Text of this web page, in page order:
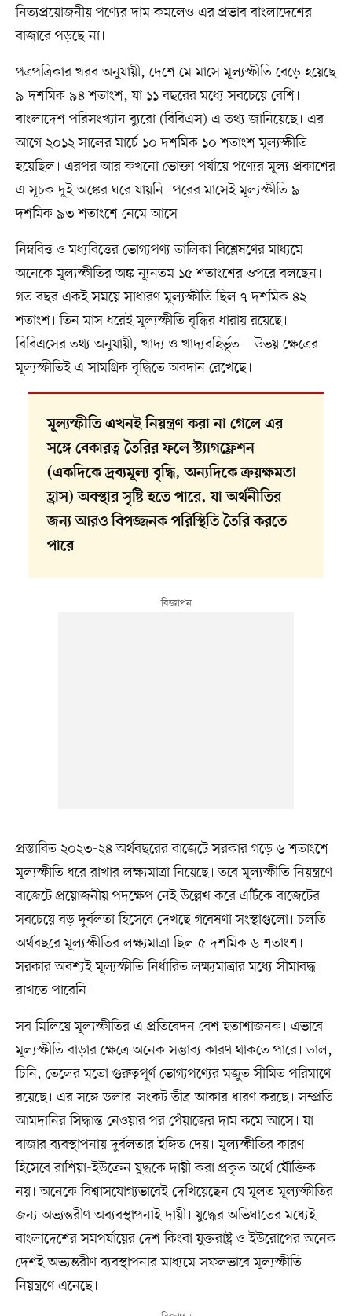
নিত্যপ্রয়োজনীয় পণ্যের দাম কমলেও এর প্রভাব বাংলাদেশের
বাজারে পড়ছে না।
পত্রপত্রিকার খরব অনুযায়ী, দেশে মে মাসে মূল্যস্ফীতি বেড়ে হয়েছে
৯ দশমিক ৯৪ শতাংশ, যা ১১ বছরের মধ্যে সবচেয়ে বেশি।
বাংলাদেশ পরিসংখ্যান ব্যুরো (বিবিএস) এ তথ্য জানিয়েছে। এর
আগে ২০১২ সালের মার্চে ১০ দশমিক ১০ শতাংশ মূল্যস্ফীতি
হয়েছিল। এরপর আর কখনো ভোক্তা পর্যায়ে পণ্যের মূল্য প্রকাশের
এ সূচক দুই অঙ্কের ঘরে যায়নি। পরের মাসেই মূল্যস্ফীতি ৯
দশমিক ৯৩ শতাংশে নেমে আসে।
নিম্নবিত্ত ও মধ্যবিত্তের ভোগ্যপণ্য তালিকা বিশ্লেষণের মাধ্যমে
অনেকে মূল্যস্ফীতির অঙ্ক ন্যূনতম ১৫ শতাংশের ওপরে বলছেন।
গত বছর একই সময়ে সাধারণ মূল্যস্ফীতি ছিল ৭ দশমিক ৪২
শতাংশ। তিন মাস ধরেই মূল্যস্ফীতি বৃদ্ধির ধারায় রয়েছে।
বিবিএসের তথ্য অনুযায়ী, খাদ্য ও খাদ্যবহির্ভূত—উভয় ক্ষেত্রের
মূল্যস্ফীতিই এ সামগ্রিক বৃদ্ধিতে অবদান রেখেছে।
মূল্যস্ফীতি এখনই নিয়ন্ত্রণ করা না গেলে এর
সঙ্গে বেকারত্ব তৈরির ফলে স্ট্যাগফ্লেশন
(একদিকে দ্রব্যমূল্য বৃদ্ধি, অন্যদিকে ক্রয়ক্ষমতা
হ্রাস) অবস্থার সৃষ্টি হতে পারে, যা অর্থনীতির
জন্য আরও বিপজ্জনক পরিস্থিতি তৈরি করতে
পারে
প্রস্তাবিত ২০২৩-২৪ অর্থবছরের বাজেটে সরকার গড়ে ৬ শতাংশে
মূল্যস্ফীতি ধরে রাখার লক্ষ্যমাত্রা নিয়েছে। তবে মূল্যস্ফীতি নিয়ন্ত্রণে
বাজেটে প্রয়োজনীয় পদক্ষেপ নেই উল্লেখ করে এটিকে বাজেটের
সবচেয়ে বড় দুর্বলতা হিসেবে দেখছে গবেষণা সংস্থাগুলো। চলতি
অর্থবছরে মূল্যস্ফীতির লক্ষ্যমাত্রা ছিল ৫ দশমিক ৬ শতাংশ।
সরকার অবশ্যই মূল্যস্ফীতি নির্ধারিত লক্ষ্যমাত্রার মধ্যে সীমাবদ্ধ
রাখতে পারেনি।
সব মিলিয়ে মূল্যস্ফীতির এ প্রতিবেদন বেশ হতাশাজনক। এভাবে
মূল্যস্ফীতি বাড়ার ক্ষেত্রে অনেক সম্ভাব্য কারণ থাকতে পারে। ডাল,
চিনি, তেলের মতো গুরুত্বপূর্ণ ভোগ্যপণ্যের মজুত সীমিত পরিমাণে
রয়েছে। এর সঙ্গে ডলার–সংকট তীব্র আকার ধারণ করছে। সম্প্রতি
আমদানির সিদ্ধান্ত নেওয়ার পর পেঁয়াজের দাম কমে আসে। যা
বাজার ব্যবস্থাপনায় দুর্বলতার ইঙ্গিত দেয়। মূল্যস্ফীতির কারণ
হিসেবে রাশিয়া-ইউক্রেন যুদ্ধকে দায়ী করা প্রকৃত অর্থে যৌক্তিক
নয়। অনেকে বিশ্বাসযোগ্যভাবেই দেখিয়েছেন যে মূলত মূল্যস্ফীতির
জন্য অভ্যন্তরীণ অব্যবস্থাপনাই দায়ী। যুদ্ধের অভিঘাতের মধ্যেই
বাংলাদেশের সমপর্যায়ের দেশ কিংবা যুক্তরাষ্ট্র ও ইউরোপের অনেক
দেশই অভ্যন্তরীণ ব্যবস্থাপনার মাধ্যমে সফলভাবে মূল্যস্ফীতি
নিয়ন্ত্রণে এনেছে।